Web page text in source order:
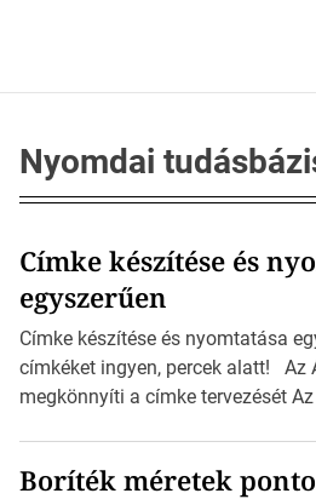
Nyomdai
Címke készítése és
egyszerűen
Címke készítése és nyomtatása
címkéket ingyen, percek alatt! Az
megkönnyíti a címke tervezését
igazán foroghatnak a kreatív
Boríték méretek